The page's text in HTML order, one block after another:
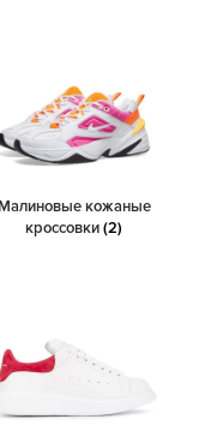
Малиновые кожаные
кроссовки(2)